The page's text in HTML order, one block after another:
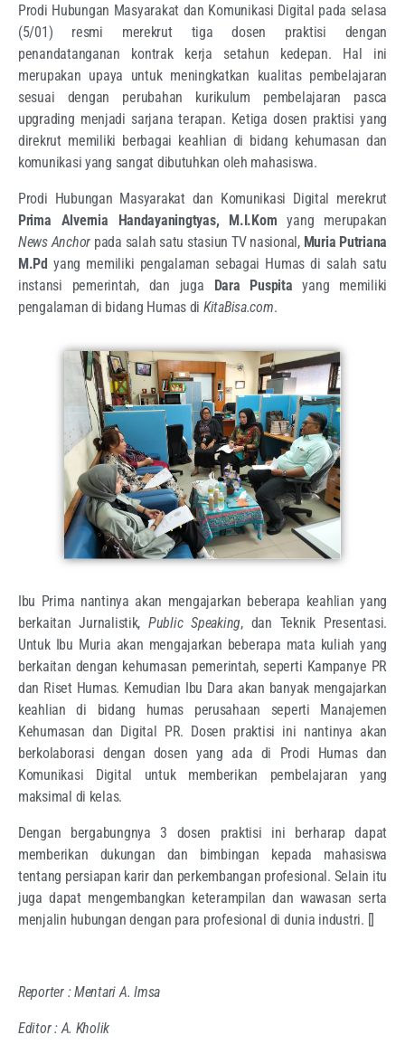
Prodi Hubungan Masyarakat dan Komunikasi Digital pada selasa
(5/01) resmi merekrut tiga dosen praktisi dengan
penandatanganan kontrak kerja setahun kedepan. Hal ini
merupakan upaya untuk meningkatkan kualitas pembelajaran
sesuai dengan perubahan kurikulum pembelajaran pasca
upgrading menjadi sarjana terapan. Ketiga dosen praktisi yang
direkrut memiliki berbagai keahlian di bidang kehumasan dan
komunikasi yang sangat dibutuhkan oleh mahasiswa.
Prodi Hubungan Masyarakat dan Komunikasi Digital merekrut
Prima Alvernia Handayaningtyas, M.I.Kom yang merupakan
News Anchor pada salah satu stasiun TV nasional, Muria Putriana
M.Pd yang memiliki pengalaman sebagai Humas di salah satu
instansi pemerintah, dan juga Dara Puspita yang memiliki
pengalaman di bidang Humas di KitaBisa.com.
Ibu Prima nantinya akan mengajarkan beberapa keahlian yang
berkaitan Jurnalistik,Public Speaking, dan Teknik Presentasi.
Untuk Ibu Muria akan mengajarkan beberapa mata kuliah yang
berkaitan dengan kehumasan pemerintah, seperti Kampanye PR
dan Riset Humas. Kemudian Ibu Dara akan banyak mengajarkan
keahlian di bidang humas perusahaan seperti Manajemen
Kehumasan dan Digital PR. Dosen praktisi ini nantinya akan
berkolaborasi dengan dosen yang ada di Prodi Humas dan
Komunikasi Digital untuk memberikan pembelajaran yang
maksimal di kelas.
Dengan bergabungnya 3 dosen praktisi ini berharap dapat
memberikan dukungan dan bimbingan kepada mahasiswa
tentang persiapan karir dan perkembangan profesional. Selain itu
juga dapat mengembangkan keterampilan dan wawasan serta
menjalin hubungan dengan para profesional di dunia industri. []
Reporter : Mentari A. Imsa
Editor : A. Kholik